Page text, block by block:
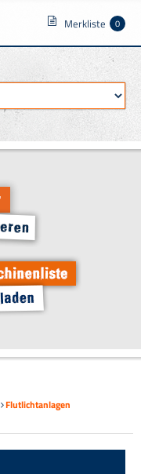
Flutlichtanlagen
Merkliste 0